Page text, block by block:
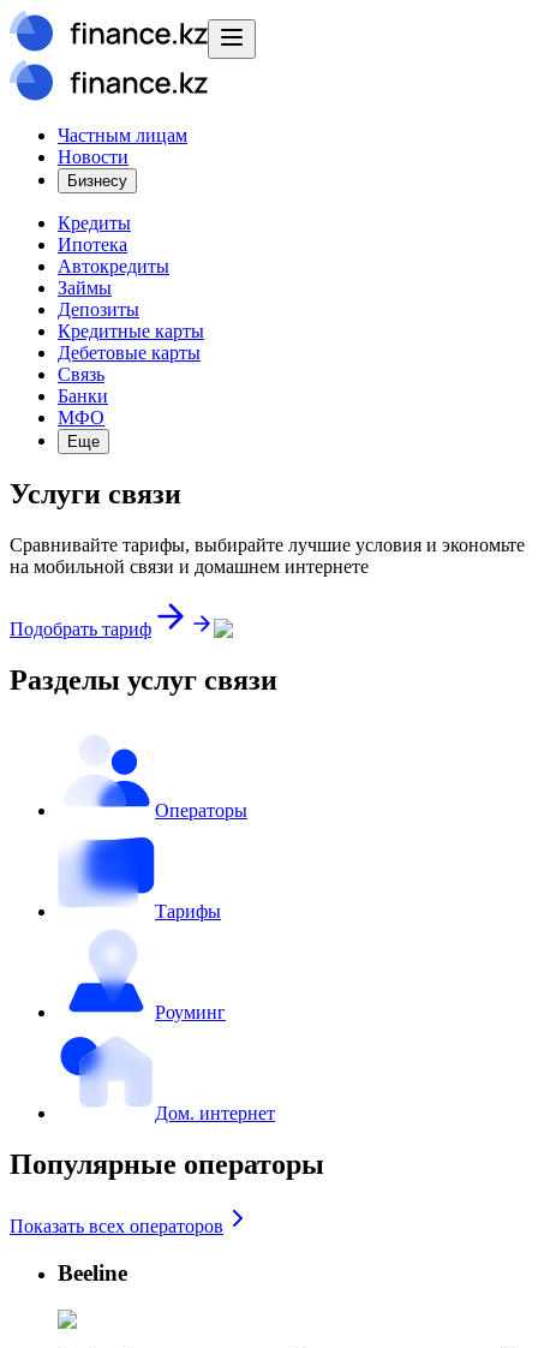
Частным лицам
Новости
Бизнесу
Кредиты
Ипотека
Автокредиты
Займы
Депозиты
Кредитные карты
Дебетовые карты
Связь
Банки
МФО
Еще
Услуги связи
Сравнивайте тарифы, выбирайте лучшие условия и экономьте
на мобильной связи и домашнем интернете
Подобрать тариф
Разделы услуг связи
Операторы
Тарифы
Роуминг
Дом. интернет
Популярные операторы
Показать всех операторов
Beeline